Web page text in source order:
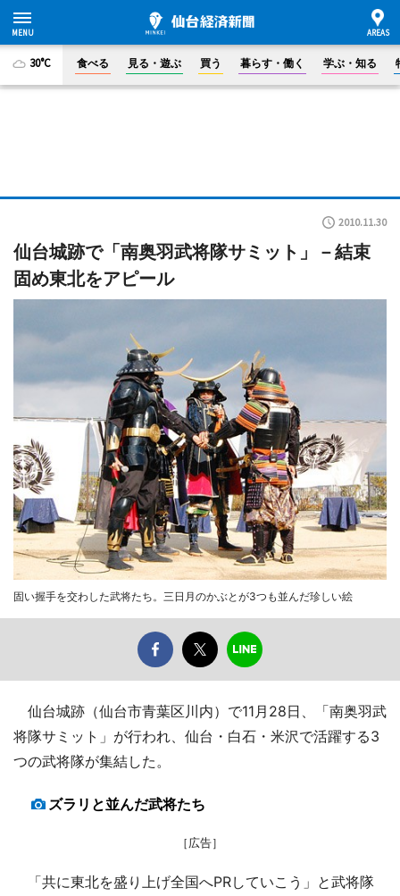
30°C 食べる 見る・遊ぶ 買う 暮らす・働く 学ぶ・知る
2010.11.30
仙台城跡で「南奥羽武将隊サミット」－結束
固め東北をアピール
固い握手を交わした武将たち。三日月のかぶとが3つも並んだ珍しい絵
仙台城跡（仙台市青葉区川内）で11月28日、「南奥羽武
将隊サミット」が行われ、仙台・白石・米沢で活躍する3
つの武将隊が集結した。
ズラリと並んだ武将たち
［広告］
「共に東北を盛り上げ全国へPRしていこう」と武将隊